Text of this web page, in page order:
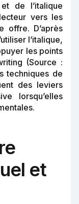
de l’italique
vers les
offre. D’après
l’italique,
les points
(Source :
techniques de
des leviers
lorsqu’elles
et